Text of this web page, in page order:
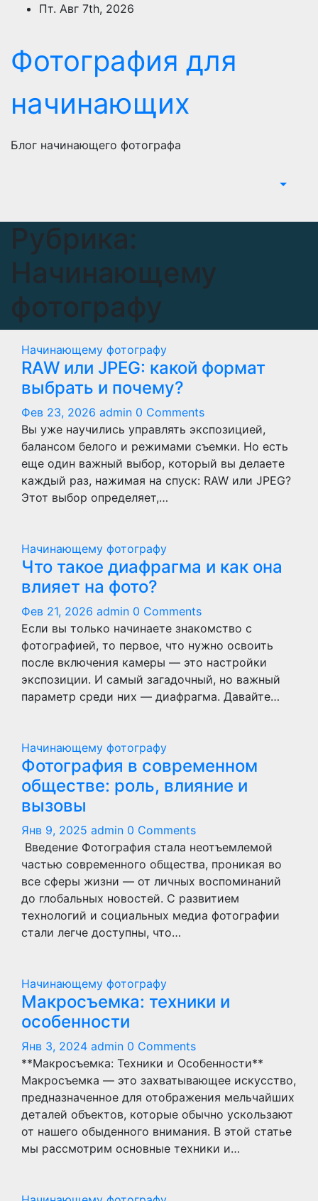
ПерейтиПт. Авг 7th, 2026
Фотография для
начинающих
Блог начинающего фотографа
Рубрика:
Начинающему
фотографу
Начинающему фотографу
RAW или JPEG: какой формат
выбрать и почему?
Фев 23, 2026 admin 0 Comments
Вы уже научились управлять экспозицией,
балансом белого и режимами съемки. Но есть
еще один важный выбор, который вы делаете
каждый раз, нажимая на спуск: RAW или JPEG?
Этот выбор определяет,…
Начинающему фотографу
Что такое диафрагма и как она
влияет на фото?
Фев 21, 2026 admin 0 Comments
Если вы только начинаете знакомство с
фотографией, то первое, что нужно освоить
после включения камеры — это настройки
экспозиции. И самый загадочный, но важный
параметр среди них — диафрагма. Давайте…
Начинающему фотографу
Фотография в современном
обществе: роль, влияние и
вызовы
Янв 9, 2025 admin 0 Comments
Введение Фотография стала неотъемлемой
частью современного общества, проникая во
все сферы жизни — от личных воспоминаний
до глобальных новостей. С развитием
технологий и социальных медиа фотографии
стали легче доступны, что…
Начинающему фотографу
Макросъемка: техники и
особенности
Янв 3, 2024 admin 0 Comments
**Макросъемка: Техники и Особенности**
Макросъемка — это захватывающее искусство,
предназначенное для отображения мельчайших
деталей объектов, которые обычно ускользают
от нашего обыденного внимания. В этой статье
мы рассмотрим основные техники и…